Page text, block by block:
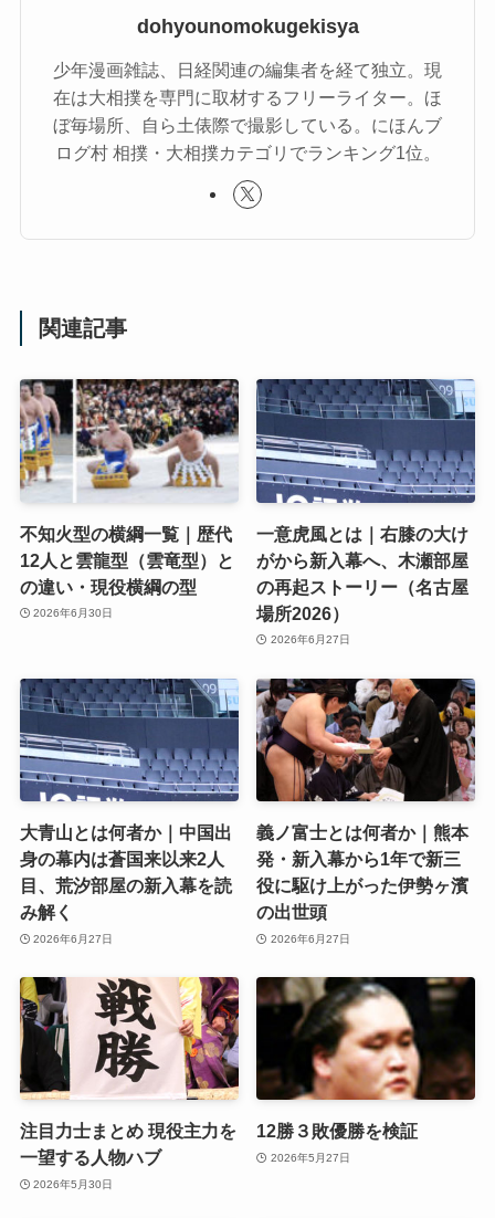
dohyounomokugekisya
少年漫画雑誌、日経関連の編集者を経て独立。現
在は大相撲を専門に取材するフリーライター。ほ
ぼ毎場所、自ら土俵際で撮影している。にほんブ
ログ村 相撲・大相撲カテゴリでランキング1位。
関連記事
不知火型の横綱一覧｜歴代
12人と雲龍型（雲竜型）と
の違い・現役横綱の型
2026年6月30日
一意虎風とは｜右膝の大け
がから新入幕へ、木瀬部屋
の再起ストーリー（名古屋
場所2026）
2026年6月27日
大青山とは何者か｜中国出
身の幕内は蒼国来以来2人
目、荒汐部屋の新入幕を読
み解く
2026年6月27日
義ノ富士とは何者か｜熊本
発・新入幕から1年で新三
役に駆け上がった伊勢ヶ濱
の出世頭
2026年6月27日
注目力士まとめ 現役主力を
一望する人物ハブ
2026年5月30日
12勝３敗優勝を検証
2026年5月27日